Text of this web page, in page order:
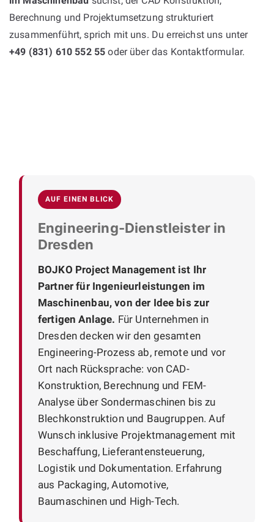
Berechnung und Projektumsetzung strukturiert
zusammenführt, sprich mit uns. Du erreichst uns unter
+49 (831) 610 552 55 oder über das Kontaktformular.
AUF EINEN BLICK
Engineering-Dienstleister in
Dresden
BOJKO Project Management ist Ihr
Partner für Ingenieurleistungen im
Maschinenbau, von der Idee bis zur
fertigen Anlage. Für Unternehmen in
Dresden decken wir den gesamten
Engineering-Prozess ab, remote und vor
Ort nach Rücksprache: von CAD-
Konstruktion, Berechnung und FEM-
Analyse über Sondermaschinen bis zu
Blechkonstruktion und Baugruppen. Auf
Wunsch inklusive Projektmanagement mit
Beschaffung, Lieferantensteuerung,
Logistik und Dokumentation. Erfahrung
aus Packaging, Automotive,
Baumaschinen und High-Tech.